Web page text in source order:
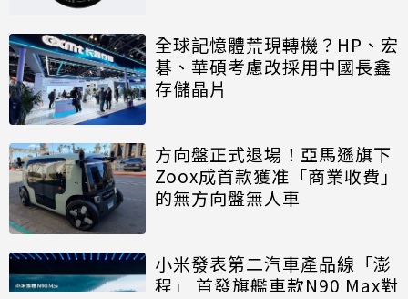
全球記憶體荒現轉機？HP、宏
碁、華碩考慮改採用中國長鑫
存儲晶片
方向盤正式退場！亞馬遜旗下
Zoox成首款獲准「商業收費」
的無方向盤無人車
小米發表第二汽車產品線「澎
程」 首發旗艦車款N90 Max對